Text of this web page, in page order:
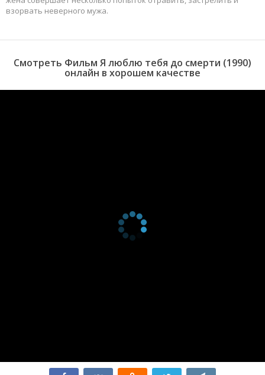
взорвать неверного мужа.
Смотреть Фильм Я люблю тебя до смерти (1990)
онлайн в хорошем качестве